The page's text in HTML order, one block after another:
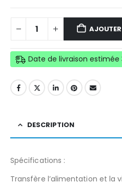
Date de livraison
DESCRIPTION
Spécifications :
Transfère l’alimentation et la